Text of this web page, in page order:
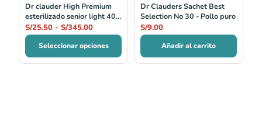
Dr clauder High Premium
esterilizado senior light 400
gr, 1.5 kg, 4 kg y 10 kg
S/25.50 - S/345.00
Seleccionar opciones
Dr Clauders Sachet Best
Selection No 30 - Pollo puro
S/9.00
Añadir al carrito